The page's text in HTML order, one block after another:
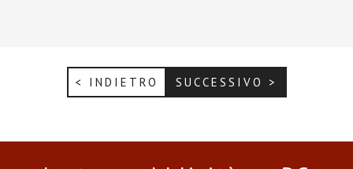
< INDIETRO SUCCESSIVO >